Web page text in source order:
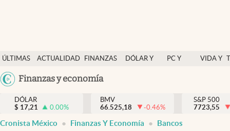
ÚLTIMAS
NOTICIAS
ACTUALIDAD
FINANZAS
DÓLAR Y
PC Y
VIDA Y
México
Finanzas y economía
Actualidad
Finanzas y economía
Dólar y mercados
DÓLAR
$ 17,21 0.00%
BMV
66.525,18
-0.46%
S&P 500
7723,55
Cronista México Finanzas Y Economía Bancos